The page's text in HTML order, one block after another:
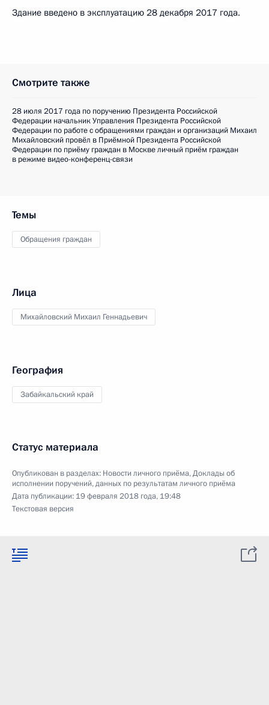
Здание введено в эксплуатацию 28 декабря 2017 года.
Смотрите также
28 июля 2017 года по поручению Президента Российской
Федерации начальник Управления Президента Российской
Федерации по работе с обращениями граждан и организаций Михаил
Михайловский провёл в Приёмной Президента Российской
Федерации по приёму граждан в Москве личный приём граждан
в режиме видео-конференц-связи
Темы
Обращения граждан
Лица
Михайловский Михаил Геннадьевич
География
Забайкальский край
Статус материала
Опубликован в разделах: Новости личного приёма,Доклады об
исполнении поручений, данных по результатам личного приёма
Дата публикации: 19 февраля 2018 года, 19:48
Текстовая версия